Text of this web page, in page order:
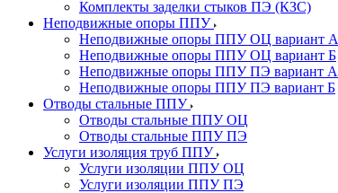
Комплекты заделки стыков ПЭ (КЗС)
Неподвижные опоры ППУ
Неподвижные опоры ППУ ОЦ вариант А
Неподвижные опоры ППУ ОЦ вариант Б
Неподвижные опоры ППУ ПЭ вариант А
Неподвижные опоры ППУ ПЭ вариант Б
Отводы стальные ППУ
Отводы стальные ППУ ОЦ
Отводы стальные ППУ ПЭ
Услуги изоляция труб ППУ
Услуги изоляции ППУ ОЦ
Услуги изоляции ППУ ПЭ